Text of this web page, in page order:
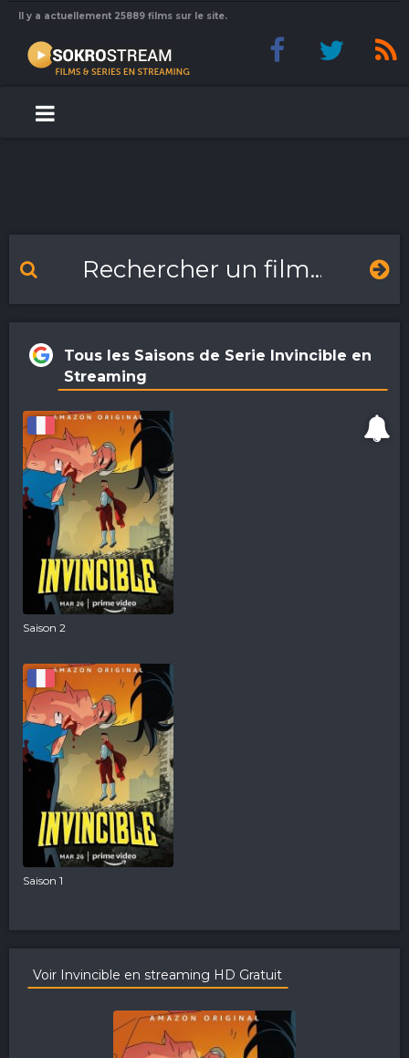
Il y a actuellement 25889 films sur le site.
Tous les Saisons de Serie Invincible en
Streaming
Saison 2
Saison 1
Voir Invincible en streaming HD Gratuit